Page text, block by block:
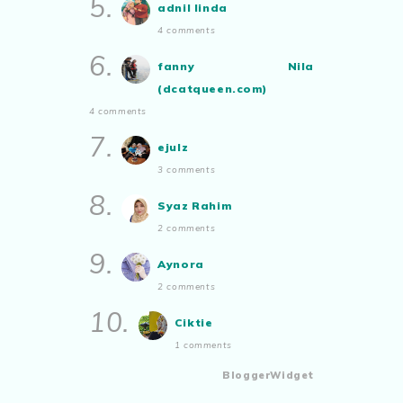
5. adnil linda
4 comments
6.
fanny Nila
(dcatqueen.com)
4 comments
7. ejulz
3 comments
8. Syaz Rahim
2 comments
9. Aynora
2 comments
10. Ciktie
1 comments
BloggerWidget